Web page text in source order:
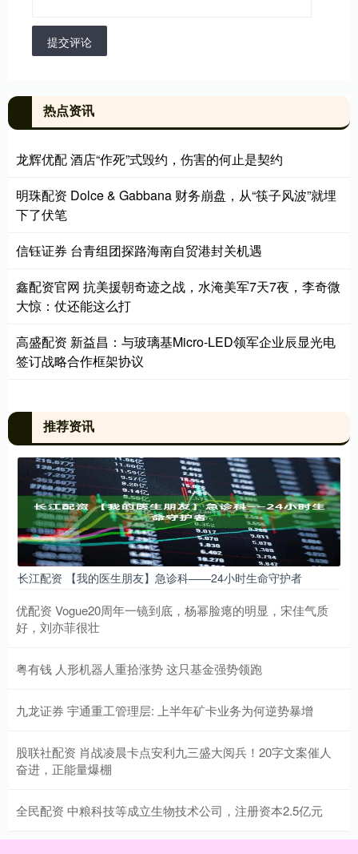
提交评论
热点资讯
龙辉优配 酒店“作死”式毁约，伤害的何止是契约
明珠配资 Dolce & Gabbana 财务崩盘，从“筷子风波”就埋
下了伏笔
信钰证券 台青组团探路海南自贸港封关机遇
鑫配资官网 抗美援朝奇迹之战，水淹美军7天7夜，李奇微
大惊：仗还能这么打
高盛配资 新益昌：与玻璃基Micro-LED领军企业辰显光电
签订战略合作框架协议
推荐资讯
长江配资 【我的医生朋友】急诊科——24小时生命守护者
优配资 Vogue20周年一镜到底，杨幂脸瘪的明显，宋佳气质
好，刘亦菲很壮
粤有钱 人形机器人重拾涨势 这只基金强势领跑
九龙证券 宇通重工管理层: 上半年矿卡业务为何逆势暴增
股联社配资 肖战凌晨卡点安利九三盛大阅兵！20字文案催人
奋进，正能量爆棚
全民配资 中粮科技等成立生物技术公司，注册资本2.5亿元